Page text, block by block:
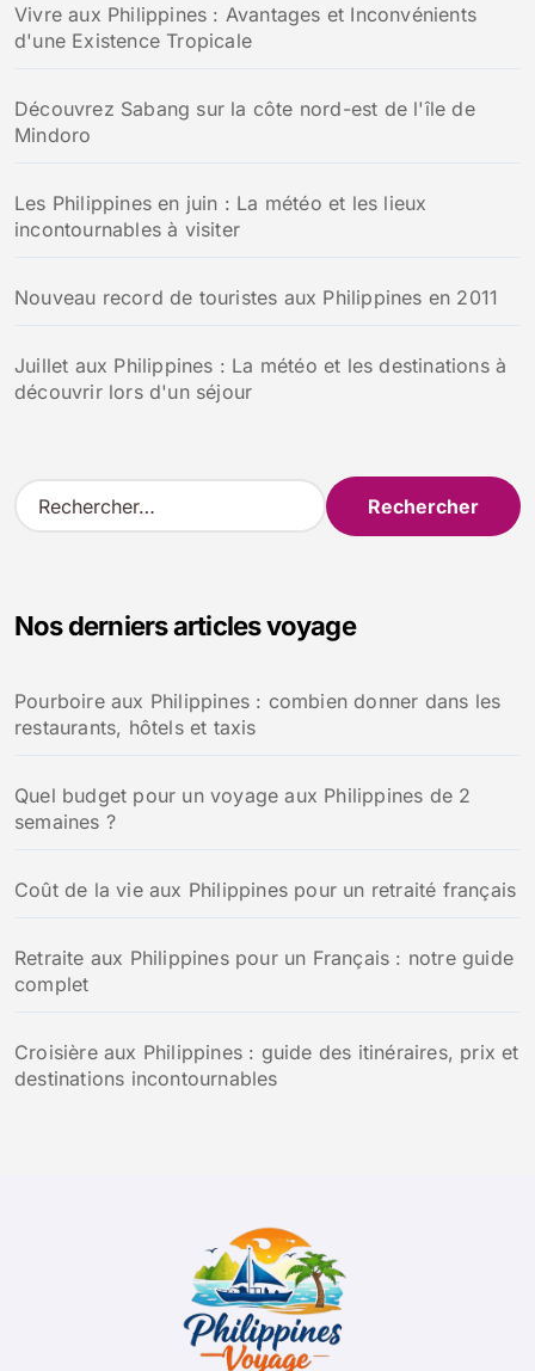
Vivre aux Philippines : Avantages et Inconvénients
d'une Existence Tropicale
Découvrez Sabang sur la côte nord-est de l'île de
Mindoro
Les Philippines en juin : La météo et les lieux
incontournables à visiter
Nouveau record de touristes aux Philippines en 2011
Juillet aux Philippines : La météo et les destinations à
découvrir lors d'un séjour
R
e
r
e
r
Nos derniers articles voyage
Pourboire aux Philippines : combien donner dans les
restaurants, hôtels et taxis
Quel budget pour un voyage aux Philippines de 2
semaines ?
Coût de la vie aux Philippines pour un retraité français
Retraite aux Philippines pour un Français : notre guide
complet
Croisière aux Philippines : guide des itinéraires, prix et
destinations incontournables